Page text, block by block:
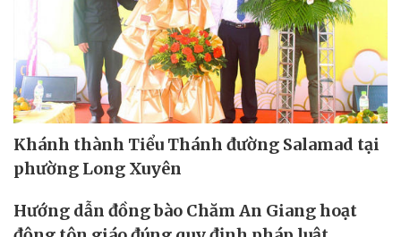
Khánh thành Tiểu Thánh đường Salamad tại
phường Long Xuyên
Hướng dẫn đồng bào Chăm An Giang hoạt